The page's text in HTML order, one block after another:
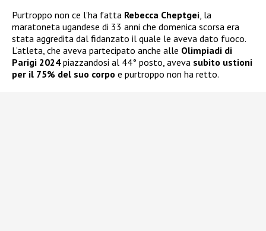
Purtroppo non ce l’ha fatta Rebecca Cheptgei , la
maratoneta ugandese di 33 anni che domenica scorsa era
stata aggredita dal fidanzato il quale le aveva dato fuoco.
L’atleta, che aveva partecipato anche alle Olimpiadi di
Parigi 2024piazzandosi al 44° posto, aveva subito ustioni
per il 75% del suo corpo e purtroppo non ha retto.